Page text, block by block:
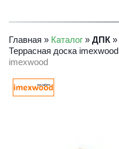
Главная » Каталог » ДПК »
Террасная доска imexwood
imexwood